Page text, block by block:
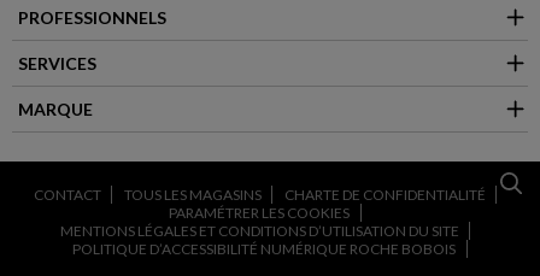
PROFESSIONNELS
SERVICES
MARQUE
CONTACT TOUS LES MAGASINS
CHARTE DE CONFIDENTIALITÉ
PARAMÉTRER LES COOKIES
MENTIONS LÉGALES ET CONDITIONS D’UTILISATION DU SITE
POLITIQUE D’ACCESSIBILITÉ NUMÉRIQUE ROCHE BOBOIS